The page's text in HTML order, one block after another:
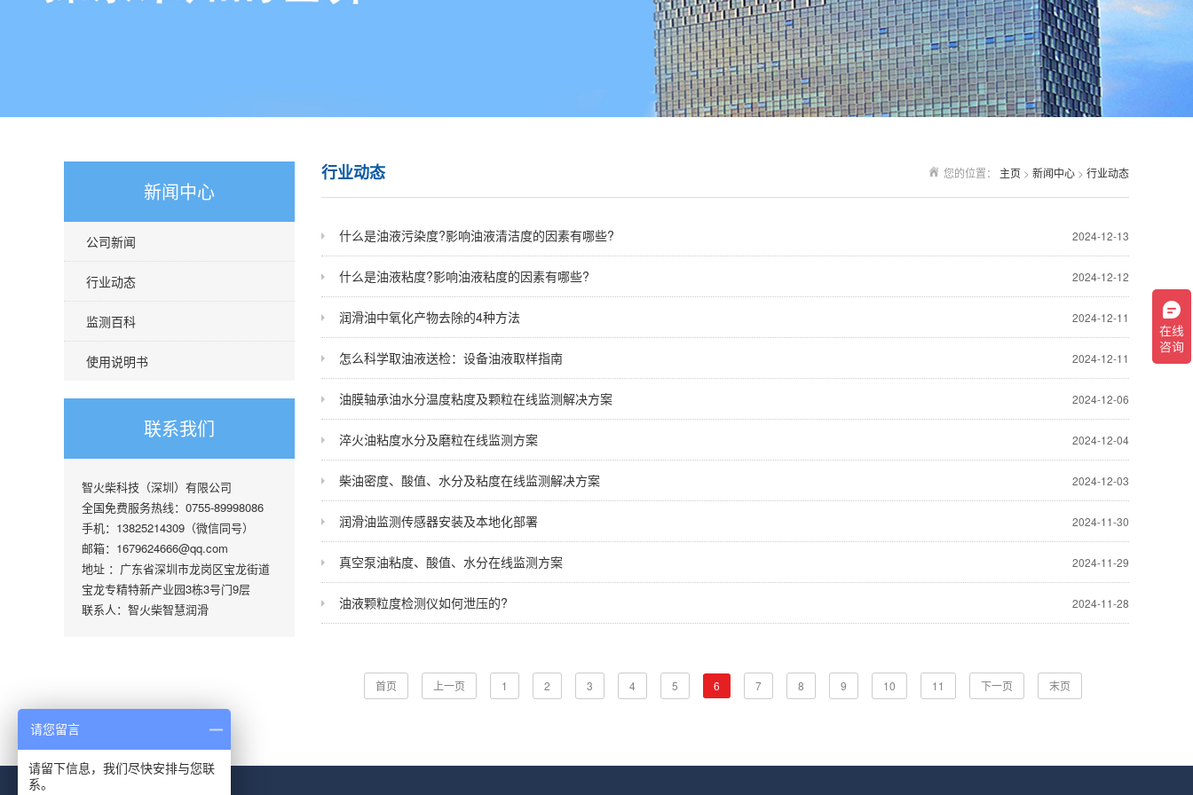
新闻中心
公司新闻
行业动态
监测百科
使用说明书
联系我们
智火柴科技（深圳）有限公司
全国免费服务热线：0755-89998086
手机：13825214309（微信同号）
邮箱：1679624666@qq.com
地址 ：广东省深圳市龙岗区宝龙街道
宝龙专精特新产业园3栋3号门9层
联系人：智火柴智慧润滑
您的位置： 主页 > 新闻中心 > 行业动态
行业动态
2024-12-13
什么是油液污染度?影响油液清洁度的因素有哪些?
2024-12-12
什么是油液粘度?影响油液粘度的因素有哪些?
2024-12-11
润滑油中氧化产物去除的4种方法
2024-12-11
怎么科学取油液送检：设备油液取样指南
2024-12-06
油膜轴承油水分温度粘度及颗粒在线监测解决方案
2024-12-04
淬火油粘度水分及磨粒在线监测方案
2024-12-03
柴油密度、酸值、水分及粘度在线监测解决方案
2024-11-30
润滑油监测传感器安装及本地化部署
2024-11-29
真空泵油粘度、酸值、水分在线监测方案
2024-11-28
油液颗粒度检测仪如何泄压的?
首页 上一页 1 2 3 4 5 6 7 8 9 10 11 下一页 末页
请您留言
请留下信息，我们尽快安排与您联